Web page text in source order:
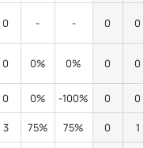
0 - - 0 0
0 0% 0% 0 0
0 0% -100% 0 0
3 75% 75% 0 1